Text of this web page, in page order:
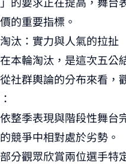
的重要指標。
汰：實力與人氣的拉扯
本輪淘汰，是這次五公
社群輿論的分布來看，
整季表現與階段性舞台
競爭中相對處於劣勢。
分觀眾欣賞兩位選手特